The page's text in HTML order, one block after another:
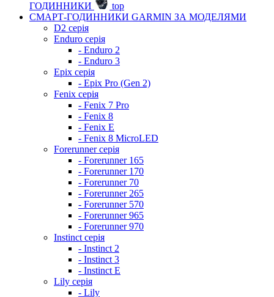
ГОДИННИКИ
top
СМАРТ-ГОДИННИКИ GARMIN ЗА МОДЕЛЯМИ
D2 серія
Enduro серія
- Enduro 2
- Enduro 3
Epix серія
- Epix Pro (Gen 2)
Fenix серія
- Fenix 7 Pro
- Fenix 8
- Fenix ​​E
- Fenix 8 MicroLED
Forerunner серія
- Forerunner 165
- Forerunner 170
- Forerunner 70
- Forerunner 265
- Forerunner 570
- Forerunner 965
- Forerunner 970
Instinct серія
- Instinct 2
- Instinct 3
- Instinct E
Lily серія
- Lily